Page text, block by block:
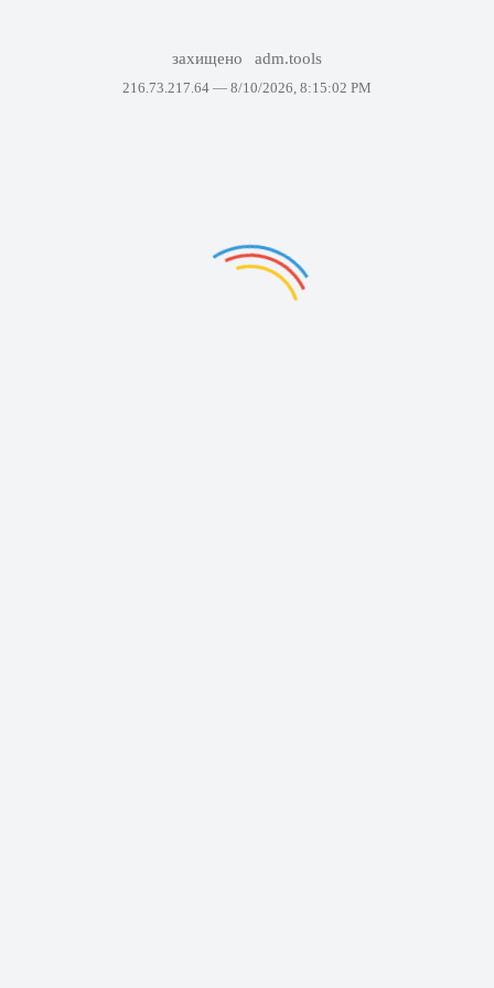
захищено adm.tools
216.73.217.64 — 8/10/2026, 8:15:02 PM